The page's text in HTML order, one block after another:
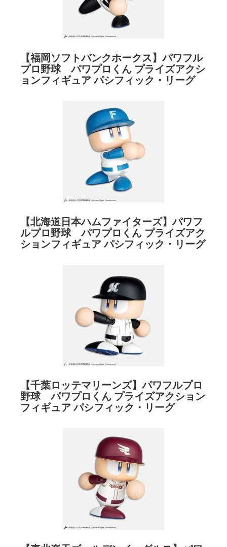
【福岡ソフトバンクホークス】パワフル
プロ野球 パワプロくん プライズアクシ
ョンフィギュア パシフィック・リーグ
【北海道日本ハムファイターズ】パワフ
ルプロ野球 パワプロくん プライズアク
ションフィギュア パシフィック・リーグ
【千葉ロッテマリーンズ】パワフルプロ
野球 パワプロくん プライズアクション
フィギュア パシフィック・リーグ